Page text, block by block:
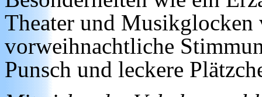
Theater und Musikglocken
vorweihnachtliche
Punsch und leckere